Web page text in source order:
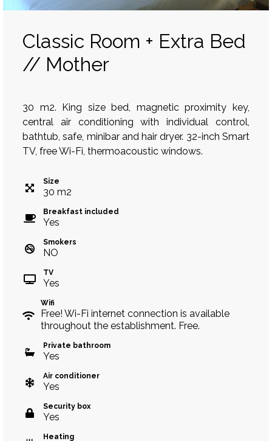
Classic Room + Extra Bed
// Mother
30 m2. King size bed, magnetic proximity key,
central air conditioning with individual control,
bathtub, safe, minibar and hair dryer. 32-inch Smart
TV, free Wi-Fi, thermoacoustic windows.
Size
30 m2
Breakfast included
Yes
Smokers
NO
TV
Yes
Wifi
Free! Wi-Fi internet connection is available
throughout the establishment. Free.
Private bathroom
Yes
Air conditioner
Yes
Security box
Yes
Heating